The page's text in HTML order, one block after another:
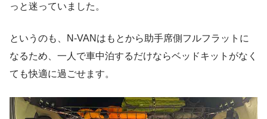
っと迷っていました。
というのも、N-VANはもとから助手席側フルフラットに
なるため、一人で車中泊するだけならベッドキットがなく
ても快適に過ごせます。